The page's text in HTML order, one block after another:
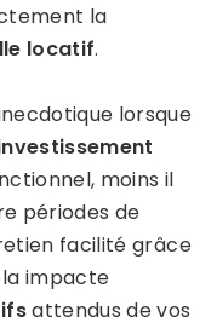
la
locatif.
lorsque
moins il
périodes de
facilité grâce
impacte
attendus de vos